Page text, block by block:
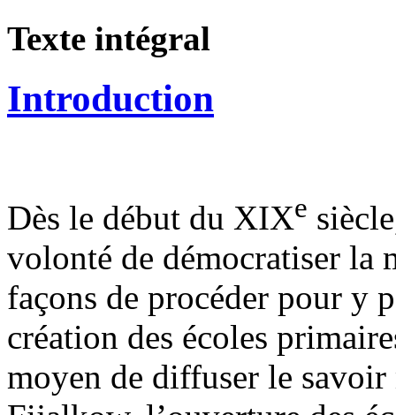
Texte intégral
Introduction
Dès le début du XIXe
volonté de démocratiser la
façons de procéder pour y
création des écoles
moyen de diffuser le